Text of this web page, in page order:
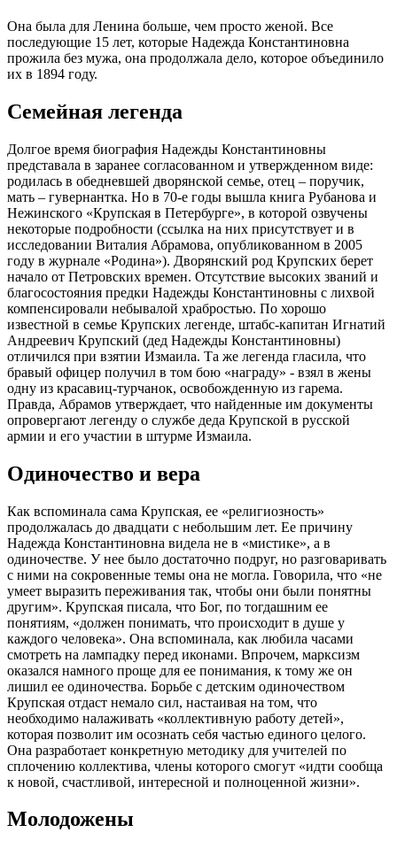
Она была для Ленина больше, чем просто женой. Все
последующие 15 лет, которые Надежда Константиновна
прожила без мужа, она продолжала дело, которое объединило
их в 1894 году.
Семейная легенда
Долгое время биография Надежды Константиновны
представала в заранее согласованном и утвержденном виде:
родилась в обедневшей дворянской семье, отец – поручик,
мать – гувернантка. Но в 70-е годы вышла книга Рубанова и
Нежинского «Крупская в Петербурге», в которой озвучены
некоторые подробности (ссылка на них присутствует и в
исследовании Виталия Абрамова, опубликованном в 2005
году в журнале «Родина»). Дворянский род Крупских берет
начало от Петровских времен. Отсутствие высоких званий и
благосостояния предки Надежды Константиновны с лихвой
компенсировали небывалой храбростью. По хорошо
известной в семье Крупских легенде, штабс-капитан Игнатий
Андреевич Крупский (дед Надежды Константиновны)
отличился при взятии Измаила. Та же легенда гласила, что
бравый офицер получил в том бою «награду» - взял в жены
одну из красавиц-турчанок, освобожденную из гарема.
Правда, Абрамов утверждает, что найденные им документы
опровергают легенду о службе деда Крупской в русской
армии и его участии в штурме Измаила.
Одиночество и вера
Как вспоминала сама Крупская, ее «религиозность»
продолжалась до двадцати с небольшим лет. Ее причину
Надежда Константиновна видела не в «мистике», а в
одиночестве. У нее было достаточно подруг, но разговаривать
с ними на сокровенные темы она не могла. Говорила, что «не
умеет выразить переживания так, чтобы они были понятны
другим». Крупская писала, что Бог, по тогдашним ее
понятиям, «должен понимать, что происходит в душе у
каждого человека». Она вспоминала, как любила часами
смотреть на лампадку перед иконами. Впрочем, марксизм
оказался намного проще для ее понимания, к тому же он
лишил ее одиночества. Борьбе с детским одиночеством
Крупская отдаст немало сил, настаивая на том, что
необходимо налаживать «коллективную работу детей»,
которая позволит им осознать себя частью единого целого.
Она разработает конкретную методику для учителей по
сплочению коллектива, члены которого смогут «идти сообща
к новой, счастливой, интересной и полноценной жизни».
Молодожены